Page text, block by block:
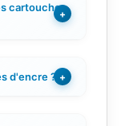
cartouches
+
d'encre ? +